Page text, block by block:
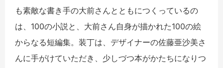
も素敵な書き手の大前さんとともにつくっているの
は、100の小説と、大前さん自身が描かれた100の絵
からなる短編集。装丁は、デザイナーの佐藤亜沙美さ
んに手がけていただき、少しづつ本がかたちになりつ